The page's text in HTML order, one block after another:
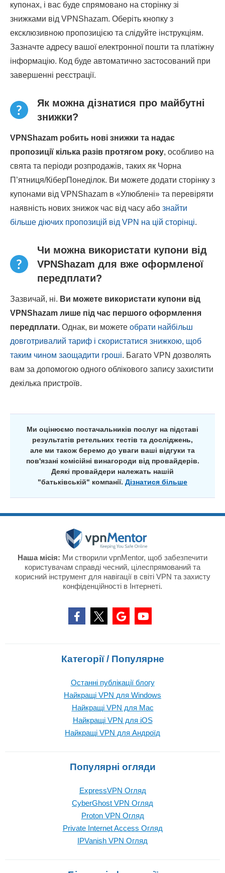
купонах, і вас буде спрямовано на сторінку зі
знижками від VPNShazam. Оберіть кнопку з
ексклюзивною пропозицією та слідуйте інструкціям.
Зазначте адресу вашої електронної пошти та платіжну
інформацію. Код буде автоматично застосований при
завершенні реєстрації.
Як можна дізнатися про майбутні
знижки?
VPNShazam робить нові знижки та надає
пропозиції кілька разів протягом року, особливо на
свята та періоди розпродажів, таких як Чорна
П’ятниця/КіберПонеділок. Ви можете додати сторінку з
купонами від VPNShazam в «Улюблені» та перевіряти
наявність нових знижок час від часу або знайти
більше діючих пропозицій від VPN на цій сторінці.
Чи можна використати купони від
VPNShazam для вже оформленої
передплати?
Зазвичай, ні. Ви можете використати купони від
VPNShazam лише під час першого оформлення
передплати. Однак, ви можете обрати найбільш
довготривалий тариф і скористатися знижкою, щоб
таким чином заощадити гроші. Багато VPN дозволять
вам за допомогою одного облікового запису захистити
декілька пристроїв.
Ми оцінюємо постачальників послуг на підставі
результатів ретельних тестів та досліджень,
але ми також беремо до уваги ваші відгуки та
пов'язані комісійні винагороди від провайдерів.
Деякі провайдери належать нашій
"батьківській" компанії. Дізнатися більше
Наша місія: Ми створили vpnMentor, щоб забезпечити
користувачам справді чесний, цілеспрямований та
корисний інструмент для навігації в світі VPN та захисту
конфіденційності в Інтернеті.
Категорії / Популярне
Останні публікації блогу
Найкращі VPN для Windows
Найкращі VPN для Mac
Найкращі VPN для iOS
Найкращі VPN для Андроїд
Популярні огляди
ExpressVPN Огляд
CyberGhost VPN Огляд
Proton VPN Огляд
Private Internet Access Огляд
IPVanish VPN Огляд